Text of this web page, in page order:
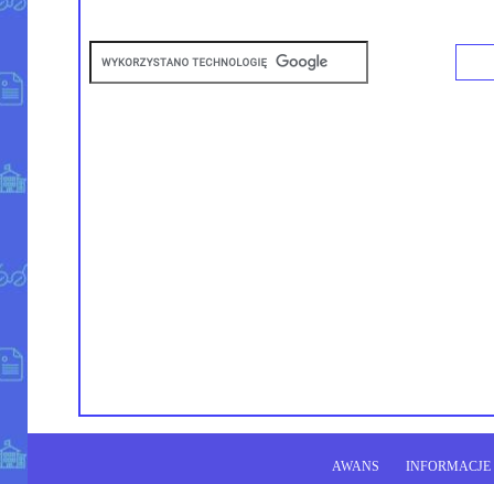
AWANS INFORMACJE